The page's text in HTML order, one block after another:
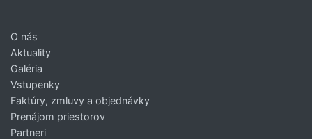
O nás
Aktuality
Galéria
Vstupenky
Faktúry, zmluvy a objednávky
Prenájom priestorov
Partneri